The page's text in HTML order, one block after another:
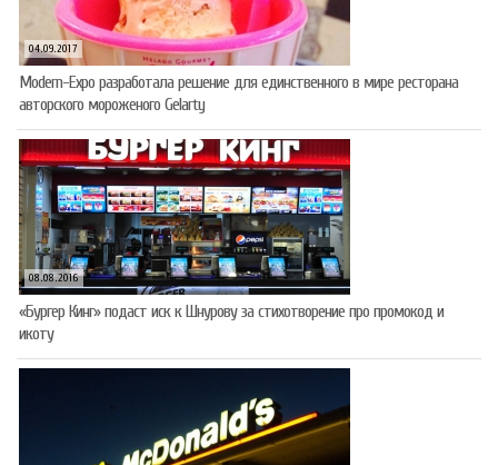
04.09.2017
Modern-Expo разработала решение для единственного в мире ресторана
авторского мороженого Gelarty
08.08.2016
«Бургер Кинг» подаст иск к Шнурову за стихотворение про промокод и
икоту